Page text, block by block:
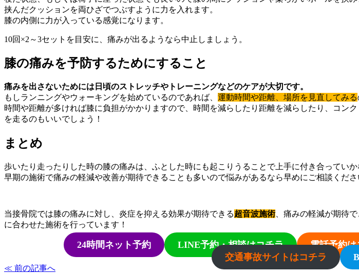
挟んだクッションを両ひざでつぶすように力を入れます。
膝の内側に力が入っている感覚になります。
10回×2～3セットを目安に、痛みが出るようなら中止しましょう。
膝の痛みを予防するためにすること
痛みを出さないためには日頃のストレッチやトレーニングなどのケアが大切です。
もしランニングやウォーキングを始めているのであれば、 運動時間や距離、場所を見直してみる
時間や距離が多ければ膝に負担がかかりますので、時間を減らしたり距離を減らしたり、コ
を走るのもいいでしょう！
まとめ
歩いたり走ったりした時の膝の痛みは、ふとした時にも起こりうることで上手に付き合ってい
早期の施術で痛みの軽減や改善が期待できることも多いので悩みがあるなら早めにご相談くださ
当接骨院では膝の痛みに対し、炎症を抑える効果が期待できる超音波施術、痛みの軽減が期待
に合わせた施術を行っています！
24時間ネット予約 LINE予約・相談はコチラ 電話予約は
交通事故サイトはコチラ
≪ 前の記事へ